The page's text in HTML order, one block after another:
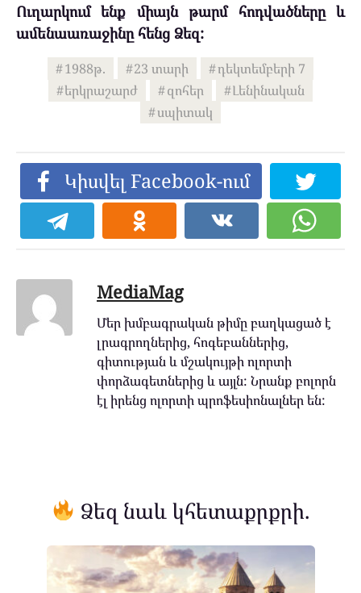
Ուղարկում ենք միայն թարմ հոդվածները և
ամենաառաջինը հենց Ձեզ:
1988թ. 23 տարի
դեկտեմբերի 7
երկրաշարժ
զոհեր
Լենինական
սպիտակ
Կիսվել Facebook-ում
MediaMag
Մեր խմբագրական թիմը բաղկացած է
լրագրողներից, հոգեբաններից,
գիտության և մշակույթի ոլորտի
փորձագետներից և այլն: Նրանք բոլորն
էլ իրենց ոլորտի պրոֆեսիոնալներ են:
Ձեզ նաև կհետաքրքրի.